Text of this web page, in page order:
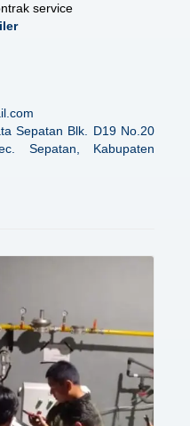
service
Sepatan Blk. D19 No.20
Sepatan, Kabupaten